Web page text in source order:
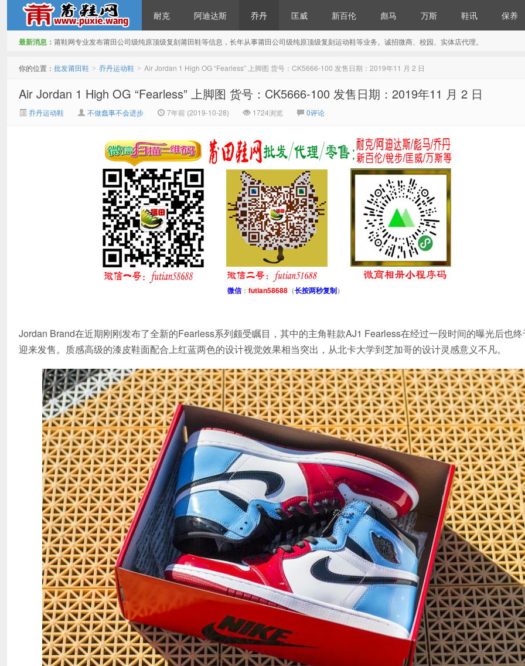
耐克 阿迪达斯 乔丹 匡威 新百伦 彪马 万斯 鞋讯 保养
最新消息： 莆鞋网专业发布莆田公司级纯原顶级复刻莆田鞋等信息，长年从事莆田公司级纯原顶级复刻运动鞋等业务。诚招微商、校园、实体店代理。
你的位置： 批发莆田鞋 > 乔丹运动鞋 > Air Jordan 1 High OG “Fearless” 上脚图 货号：CK5666-100 发售日期：2019年11 月 2 日
Air Jordan 1 High OG “Fearless” 上脚图 货号：CK5666-100 发售日期：2019年11 月 2 日
乔丹运动鞋 不做蠢事不会进步 7年前 (2019-10-28) 1724浏览 0评论
微信： futian58688（长按两秒复制）
Jordan Brand在近期刚刚发布了全新的Fearless系列颇受瞩目，其中的主角鞋款AJ1 Fearless在经过一段时间的曝光后也
迎来发售。质感高级的漆皮鞋面配合上红蓝两色的设计视觉效果相当突出，从北卡大学到芝加哥的设计灵感意义不凡。